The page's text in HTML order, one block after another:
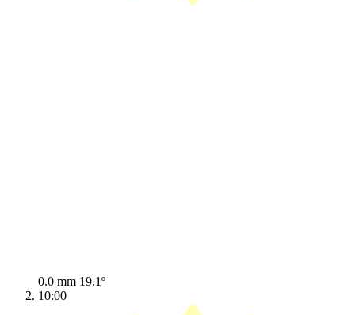
0.0 mm 19.1º
10:00